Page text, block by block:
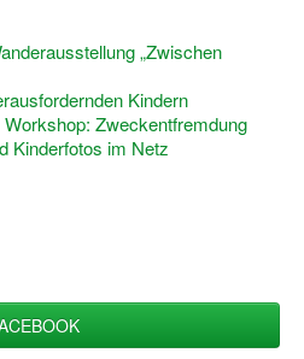
„Zwischen
Kindern
Zweckentfremdung
Kinderfotos im Netz